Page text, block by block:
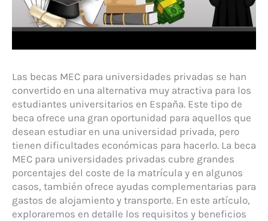
Las becas MEC para universidades privadas se han
convertido en una alternativa muy atractiva para los
estudiantes universitarios en España. Este tipo de
beca ofrece una gran oportunidad para aquellos que
desean estudiar en una universidad privada, pero
tienen dificultades económicas para hacerlo. La beca
MEC para universidades privadas cubre grandes
porcentajes del coste de la matrícula y en algunos
casos, también ofrece ayudas complementarias para
gastos de alojamiento y transporte. En este artículo,
exploraremos en detalle los requisitos y beneficios